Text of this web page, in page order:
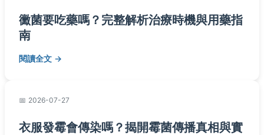
黴菌要吃藥嗎？完整解析治療時機與用藥指
南
閱讀全文
2026-07-27
衣服發霉會傳染嗎？揭開霉菌傳播真相與實